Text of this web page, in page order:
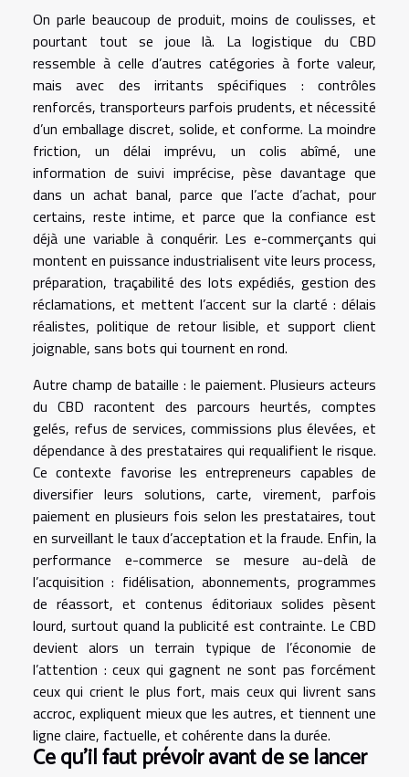
On parle beaucoup de produit, moins de coulisses, et
pourtant tout se joue là. La logistique du CBD
ressemble à celle d’autres catégories à forte valeur,
mais avec des irritants spécifiques : contrôles
renforcés, transporteurs parfois prudents, et nécessité
d’un emballage discret, solide, et conforme. La moindre
friction, un délai imprévu, un colis abîmé, une
information de suivi imprécise, pèse davantage que
dans un achat banal, parce que l’acte d’achat, pour
certains, reste intime, et parce que la confiance est
déjà une variable à conquérir. Les e-commerçants qui
montent en puissance industrialisent vite leurs process,
préparation, traçabilité des lots expédiés, gestion des
réclamations, et mettent l’accent sur la clarté : délais
réalistes, politique de retour lisible, et support client
joignable, sans bots qui tournent en rond.
Autre champ de bataille : le paiement. Plusieurs acteurs
du CBD racontent des parcours heurtés, comptes
gelés, refus de services, commissions plus élevées, et
dépendance à des prestataires qui requalifient le risque.
Ce contexte favorise les entrepreneurs capables de
diversifier leurs solutions, carte, virement, parfois
paiement en plusieurs fois selon les prestataires, tout
en surveillant le taux d’acceptation et la fraude. Enfin, la
performance e-commerce se mesure au-delà de
l’acquisition : fidélisation, abonnements, programmes
de réassort, et contenus éditoriaux solides pèsent
lourd, surtout quand la publicité est contrainte. Le CBD
devient alors un terrain typique de l’économie de
l’attention : ceux qui gagnent ne sont pas forcément
ceux qui crient le plus fort, mais ceux qui livrent sans
accroc, expliquent mieux que les autres, et tiennent une
ligne claire, factuelle, et cohérente dans la durée.
Ce qu’il faut prévoir avant de se lancer